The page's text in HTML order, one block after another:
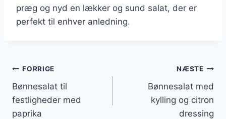
præg og nyd en lækker og sund salat, der er
perfekt til enhver anledning.
Indlægsnavigation
FORRIGE
Bønnesalat til
festligheder med
paprika
NÆSTE
Bønnesalat med
kylling og citron
dressing